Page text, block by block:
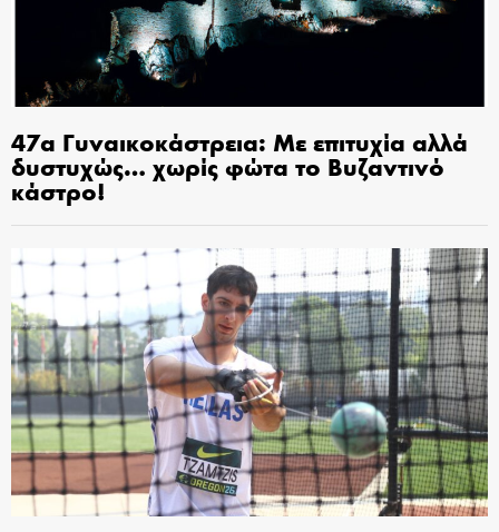
47α Γυναικοκάστρεια: Με επιτυχία αλλά
δυστυχώς… χωρίς φώτα το Βυζαντινό
κάστρο!